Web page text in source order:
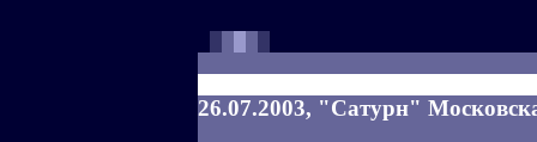
26.07.2003, "Сатурн"